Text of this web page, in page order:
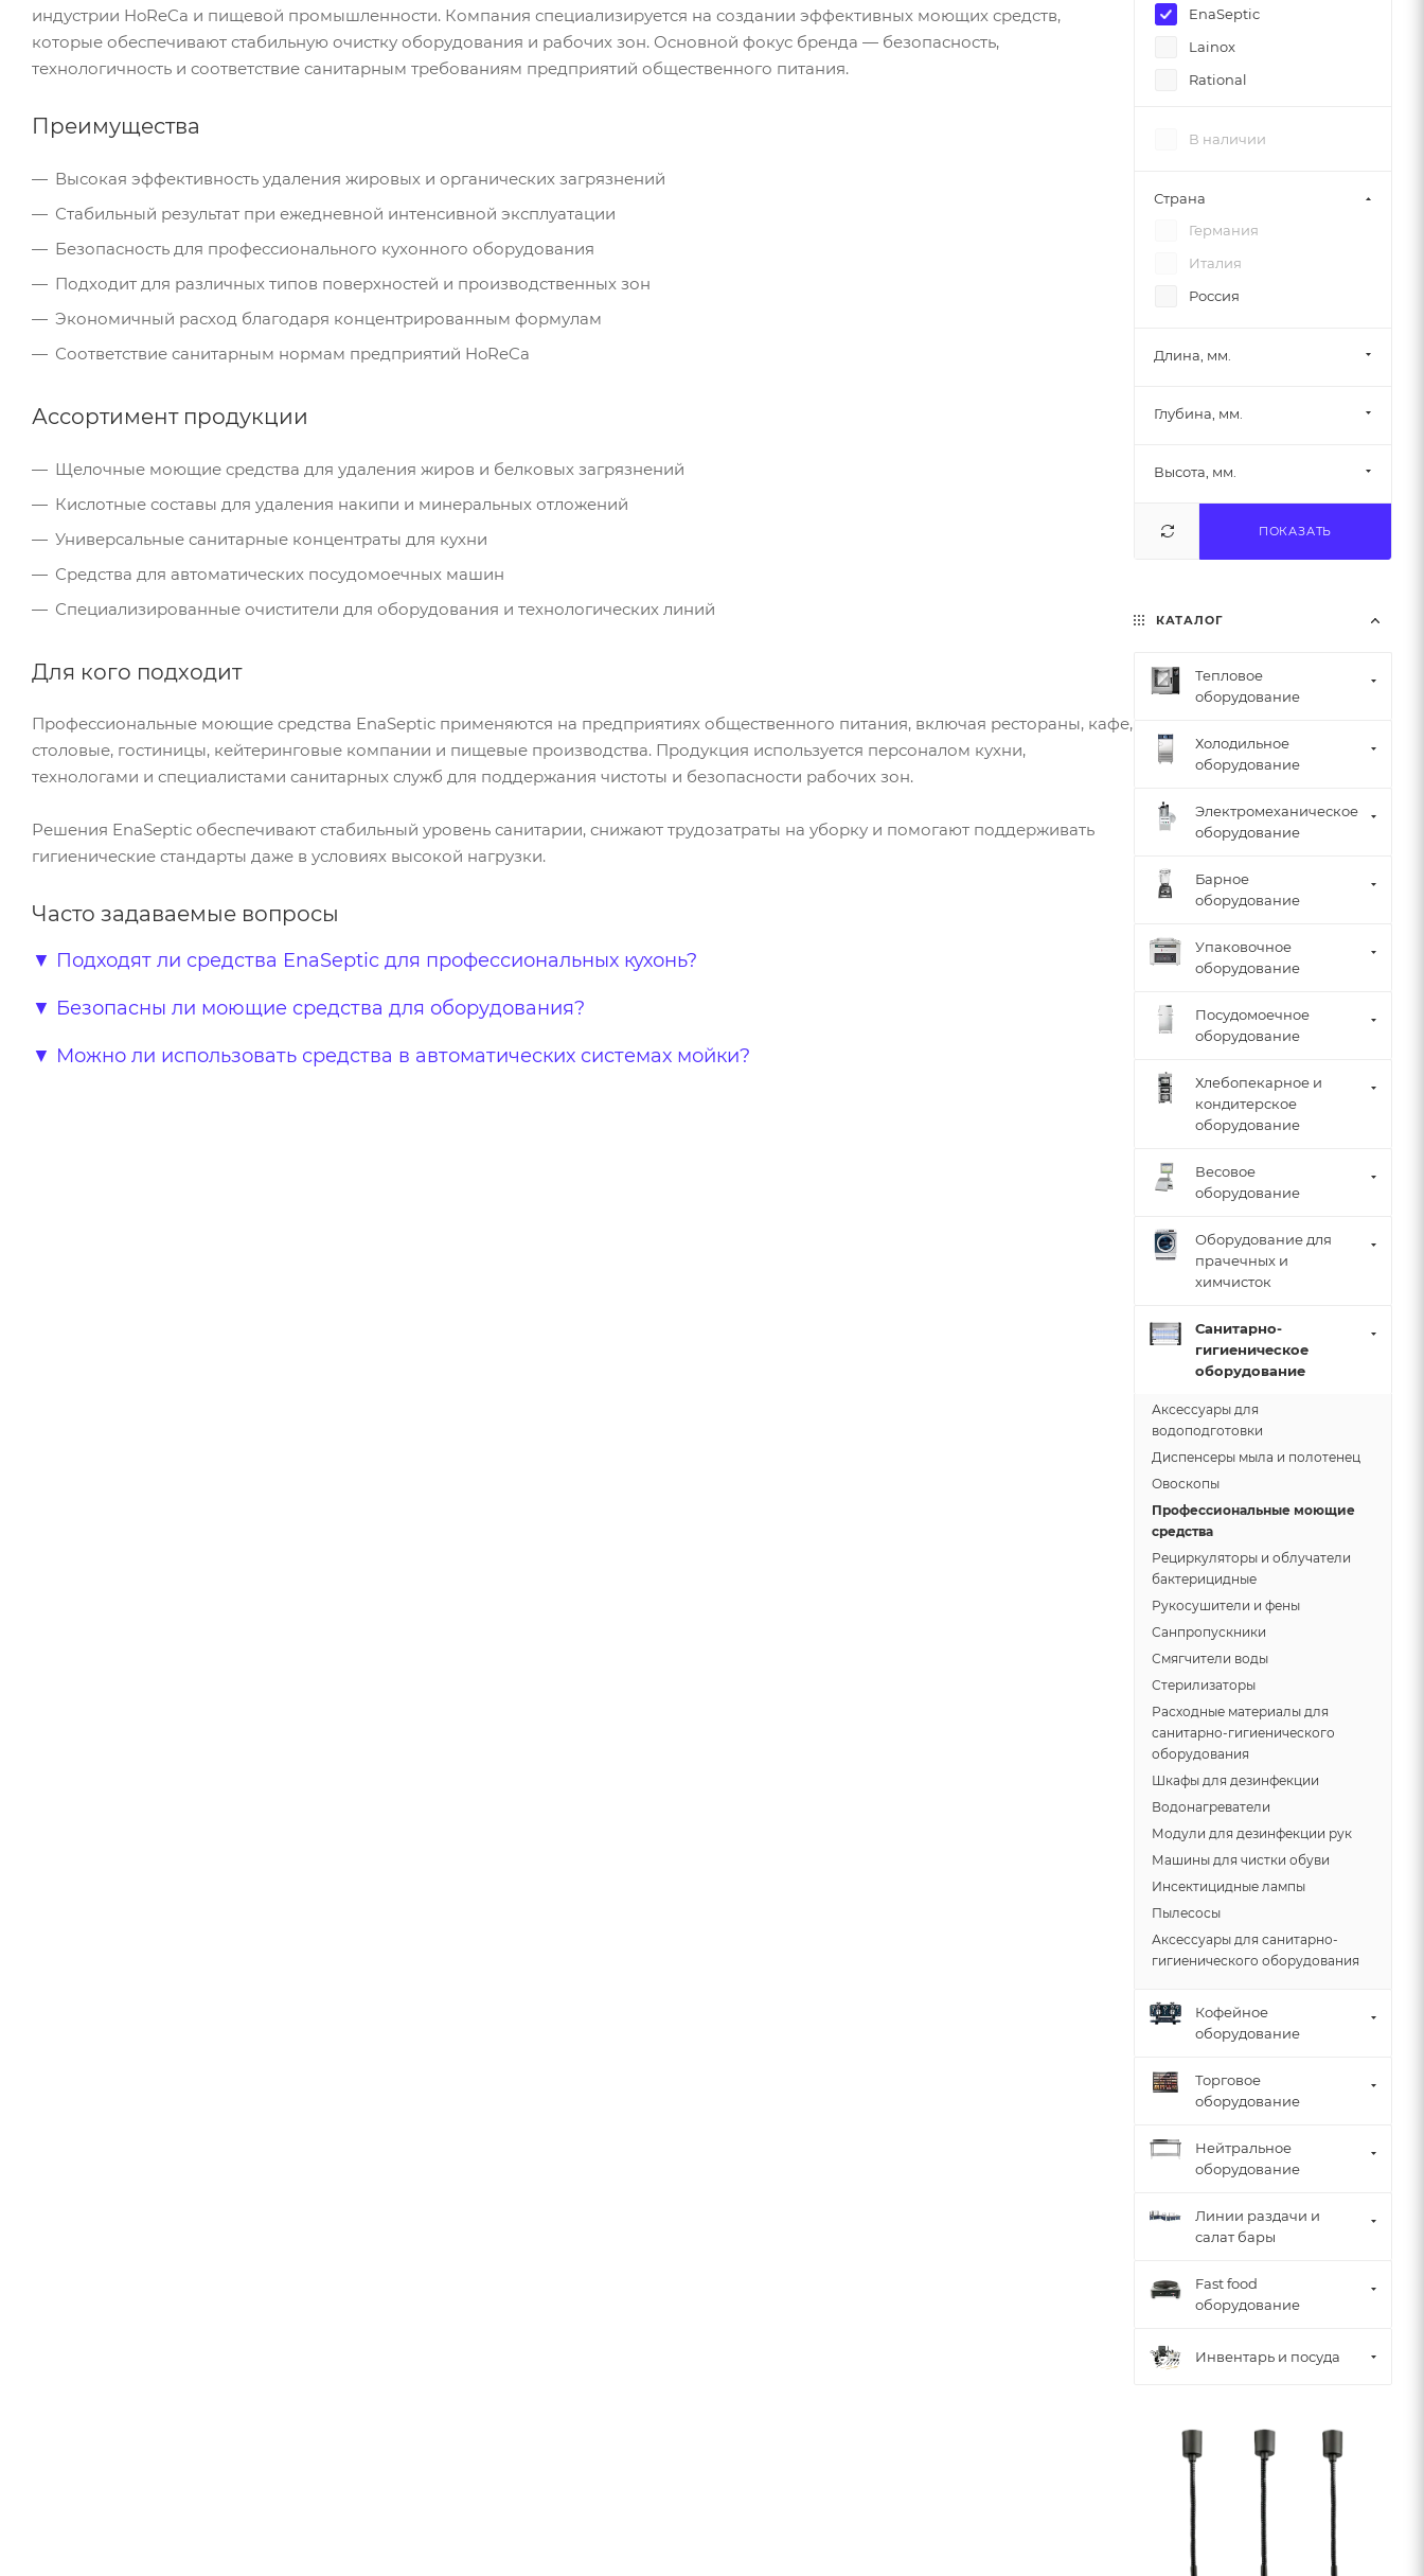
индустрии HoReCa и пищевой промышленности. Компания специализируется на создании эффективных моющих средств,
которые обеспечивают стабильную очистку оборудования и рабочих зон. Основной фокус бренда — безопасность,
технологичность и соответствие санитарным требованиям предприятий общественного питания.
Преимущества
Высокая эффективность удаления жировых и органических загрязнений
Стабильный результат при ежедневной интенсивной эксплуатации
Безопасность для профессионального кухонного оборудования
Подходит для различных типов поверхностей и производственных зон
Экономичный расход благодаря концентрированным формулам
Соответствие санитарным нормам предприятий HoReCa
Ассортимент продукции
Щелочные моющие средства для удаления жиров и белковых загрязнений
Кислотные составы для удаления накипи и минеральных отложений
Универсальные санитарные концентраты для кухни
Средства для автоматических посудомоечных машин
Специализированные очистители для оборудования и технологических линий
Для кого подходит
Профессиональные моющие средства EnaSeptic применяются на предприятиях общественного питания, включая рестораны, кафе,
столовые, гостиницы, кейтеринговые компании и пищевые производства. Продукция используется персоналом кухни,
технологами и специалистами санитарных служб для поддержания чистоты и безопасности рабочих зон.
Решения EnaSeptic обеспечивают стабильный уровень санитарии, снижают трудозатраты на уборку и помогают поддерживать
гигиенические стандарты даже в условиях высокой нагрузки.
Часто задаваемые вопросы
▼ Подходят ли средства EnaSeptic для профессиональных кухонь?
▼ Безопасны ли моющие средства для оборудования?
▼ Можно ли использовать средства в автоматических системах мойки?
EnaSeptic
Lainox
Rational
В наличии
Страна
Германия
Италия
Россия
Длина, мм.
Глубина, мм.
Высота, мм.
ПОКАЗАТЬ
КАТАЛОГ
Тепловое
оборудование
Холодильное
оборудование
Электромеханическое
оборудование
Барное
оборудование
Упаковочное
оборудование
Посудомоечное
оборудование
Хлебопекарное и
кондитерское
оборудование
Весовое
оборудование
Оборудование для
прачечных и
химчисток
Санитарно-
гигиеническое
оборудование
Аксессуары для
водоподготовки
Диспенсеры мыла и полотенец
Овоскопы
Профессиональные моющие
средства
Рециркуляторы и облучатели
бактерицидные
Рукосушители и фены
Санпропускники
Смягчители воды
Стерилизаторы
Расходные материалы для
санитарно-гигиенического
оборудования
Шкафы для дезинфекции
Водонагреватели
Модули для дезинфекции рук
Машины для чистки обуви
Инсектицидные лампы
Пылесосы
Аксессуары для санитарно-
гигиенического оборудования
Кофейное
оборудование
Торговое
оборудование
Нейтральное
оборудование
Линии раздачи и
салат бары
Fast food
оборудование
Инвентарь и посуда